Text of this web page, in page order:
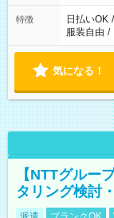
特徴 日払いOK /
服装自由 /
気になる！
【NTTグルー
タリング検討